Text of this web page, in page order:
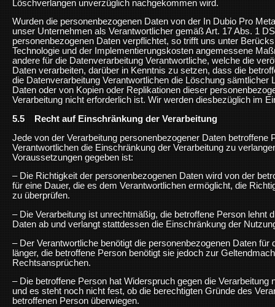
Löschverlangen unverzüglich nachgekommen wird.
Wurden die personenbezogenen Daten von der In Dubio Pro
unser Unternehmen als Verantwortlicher gemäß Art. 17 Abs. 1
personenbezogenen Daten verpflichtet, so trifft uns unter
Technologie und der Implementierungskosten angemessene
andere für die Datenverarbeitung Verantwortliche, welche die
Daten verarbeiten, darüber in Kenntnis zu setzen, dass die
die Datenverarbeitung Verantwortlichen die Löschung sämtlicher
Daten oder von Kopien oder Replikationen dieser
Verarbeitung nicht erforderlich ist. Wir werden diesbezüglich im
5.5 Recht auf Einschränkung der Verarbeitung
Jede von der Verarbeitung personenbezogener Daten betroffene
Verantwortlichen die Einschränkung der Verarbeitung zu
Voraussetzungen gegeben ist:
– Die Richtigkeit der personenbezogenen Daten wird von der
für eine Dauer, die es dem Verantwortlichen ermöglicht, die
zu überprüfen.
– Die Verarbeitung ist unrechtmäßig, die betroffene Person lehnt
Daten ab und verlangt stattdessen die Einschränkung der
– Der Verantwortliche benötigt die personenbezogenen Daten für
länger, die betroffene Person benötigt sie jedoch zur
Rechtsansprüchen.
– Die betroffene Person hat Widerspruch gegen die Verarbeitung
und es steht noch nicht fest, ob die berechtigten Gründe des
betroffenen Person überwiegen.